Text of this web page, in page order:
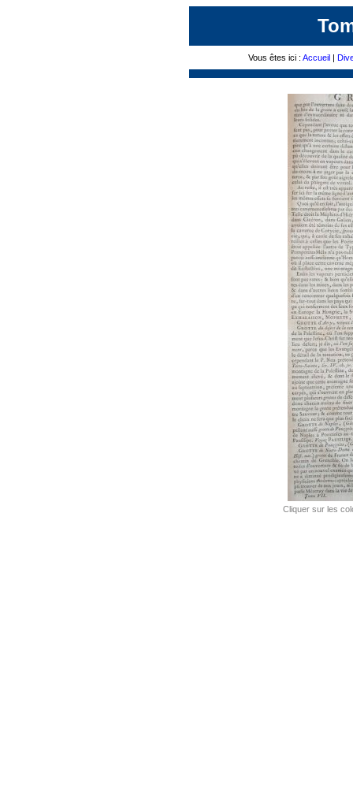
Vous êtes ici : Accueil |
Cliquer sur les